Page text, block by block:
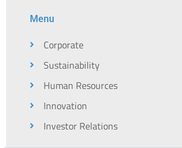
Menu
Corporate
Sustainability
Human Resources
Innovation
Investor Relations